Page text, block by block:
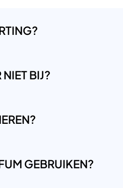
BIJ?
GEBRUIKEN?